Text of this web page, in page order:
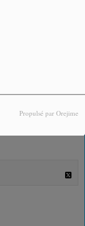
Propulsé par Orejime
puisant dans les
De plus en plus
Marvin revient en mai
avec Nesly qu'il partage
Mes Couleurs.